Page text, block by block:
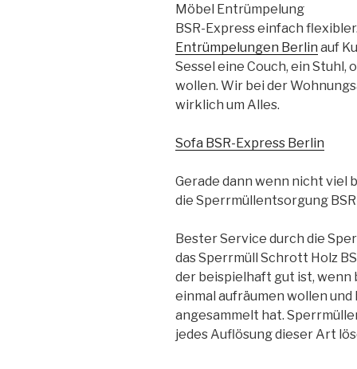
Möbel Entrümpelung
BSR-Express einfach
Entrümpelungen Berlin auf
Sessel eine Couch, ein Stuhl,
wollen. Wir bei der
wirklich um Alles.
Sofa BSR-Express Berlin
Gerade dann wenn nicht viel
die Sperrmüllentsorgung
Bester Service durch die
das Sperrmüll Schrott Holz
der beispielhaft gut ist, wenn
einmal aufräumen wollen
angesammelt hat.
jedes Auflösung dieser Art